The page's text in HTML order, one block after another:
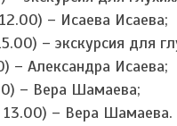
– Исаева Исаева;
– экскурсия
– Александра Исаева;
– Вера Шамаева;
13.00) – Вера Шамаева.